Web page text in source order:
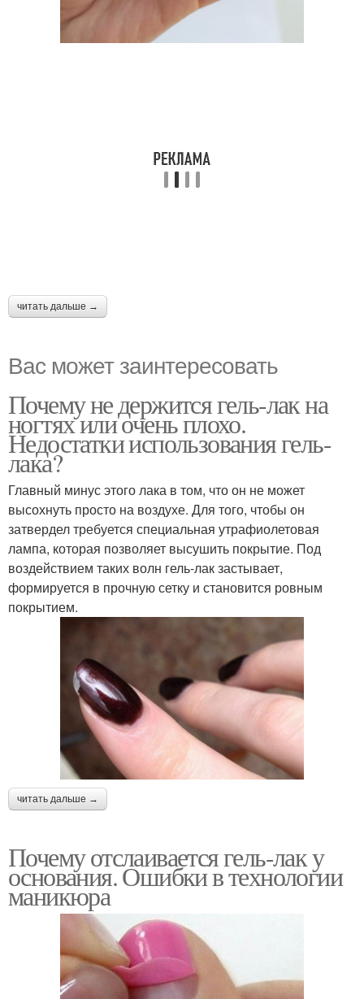
читать дальше →
Вас может заинтересовать
Почему не держится гель-лак на
ногтях или очень плохо.
Недостатки использования гель-
лака?
Главный минус этого лака в том, что он не может
высохнуть просто на воздухе. Для того, чтобы он
затвердел требуется специальная утрафиолетовая
лампа, которая позволяет высушить покрытие. Под
воздействием таких волн гель-лак застывает,
формируется в прочную сетку и становится ровным
покрытием.
читать дальше →
Почему отслаивается гель-лак у
основания. Ошибки в технологии
маникюра